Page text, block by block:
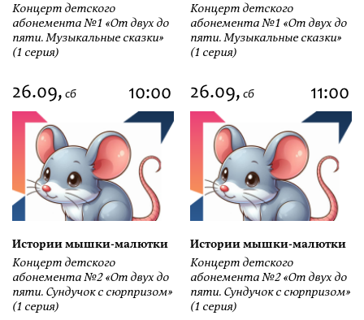
Концерт детского
абонемента №1 «От двух до
пяти. Музыкальные сказки»
(1 серия)
Концерт детского
абонемента №1 «От двух до
пяти. Музыкальные сказки»
(1 серия)
26.09, сб 10:00
Истории мышки-малютки
Концерт детского
абонемента №2 «От двух до
пяти. Сундучок с сюрпризом»
(1 серия)
26.09, сб 11:00
Истории мышки-малютки
Концерт детского
абонемента №2 «От двух до
пяти. Сундучок с сюрпризом»
(1 серия)